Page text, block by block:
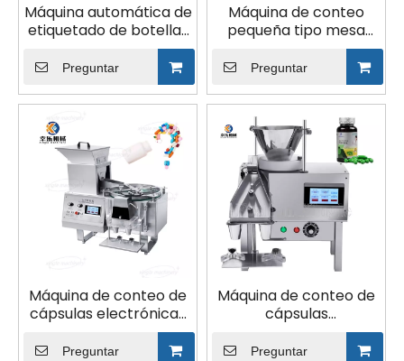
Máquina automática de
etiquetado de botellas
redondas verticales de
plástico de vidrio
Preguntar
Máquina de conteo
pequeña tipo mesa
embotellado de dulces
Preguntar
Máquina de conteo de
cápsulas electrónicas
semiautomática de
escritorio
Preguntar
Máquina de conteo de
cápsulas
semiautomática
pequeña con control
Preguntar